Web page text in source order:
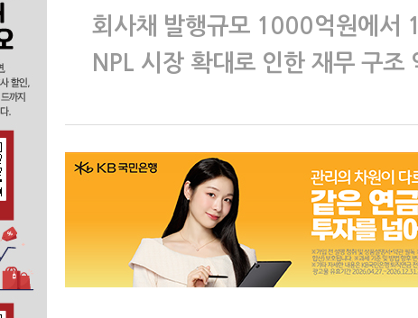
회사채 발행규모 1000억원에서
NPL 시장 확대로 인한 재무 구조